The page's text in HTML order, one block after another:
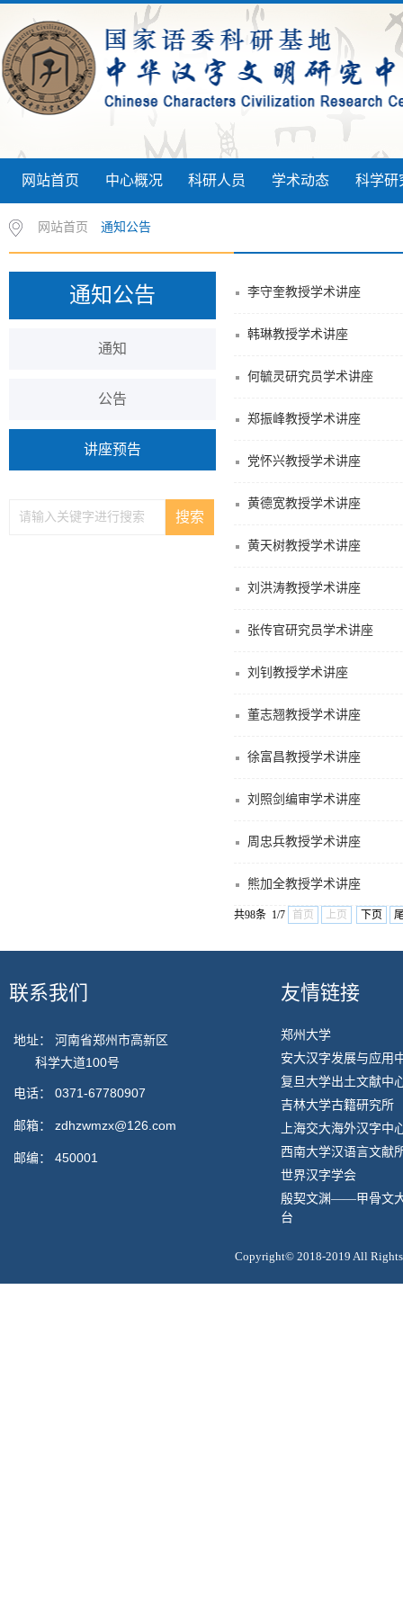
网站首页 中心概况 科研人员 学术动态 科学研
网站首页 通知公告
通知公告
通知
公告
讲座预告
李守奎教授学术讲座
韩琳教授学术讲座
何毓灵研究员学术讲座
郑振峰教授学术讲座
党怀兴教授学术讲座
黄德宽教授学术讲座
黄天树教授学术讲座
刘洪涛教授学术讲座
张传官研究员学术讲座
刘钊教授学术讲座
董志翘教授学术讲座
徐富昌教授学术讲座
刘照剑编审学术讲座
周忠兵教授学术讲座
熊加全教授学术讲座
共98条 1/7 首页 上页 下页
联系我们
地址： 河南省郑州市高新区
科学大道100号
电话： 0371-67780907
邮箱： zdhzwmzx@126.com
邮编： 450001
友情链接
郑州大学
安大汉字发展与应用
复旦大学出土文献中
吉林大学古籍研究所
上海交大海外汉字中
西南大学汉语言文献
世界汉字学会
殷契文渊——甲骨文
台
Copyright© 2018-2019 All